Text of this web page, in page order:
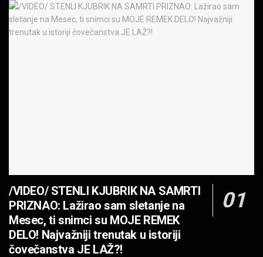
Black Sabbath for all us?!
MUZIKA
OPASNO! ZZ TOP – Beer Drinkers and
Hellraisers
MUZIKA
/VIDEO/ STENLI KJUBRIK NA SAMRTI
PRIZNAO: Lažirao sam sletanje na
Mesec, ti snimci su MOJE REMEK
DELO! Najvažniji trenutak u istoriji
čovečanstva JE LAŽ?!